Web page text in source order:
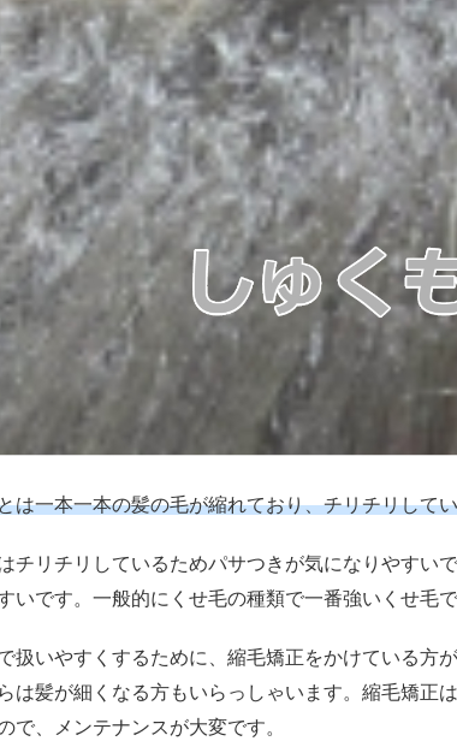
髪型
2.3
捻転
連珠
毛タ
イプ
にお
すす
めの
髪型
は一本一本の髪の毛が縮れており、チリチリして
チリチリしているためパサつきが気になりやすい
いです。一般的にくせ毛の種類で一番強いくせ毛で
扱いやすくするために、縮毛矯正をかけている方
は髪が細くなる方もいらっしゃいます。縮毛矯正
で、メンテナンスが大変です。